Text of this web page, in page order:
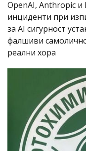
OpenAI, Anthropic и
инциденти при
за AI сигурност
фалшиви
реални хора